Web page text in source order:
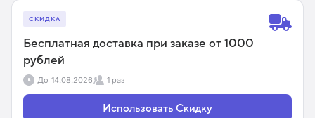
СКИДКА
Бесплатная доставка при заказе от 1000
рублей
До 14.08.2026 1 раз
Использовать Скидку